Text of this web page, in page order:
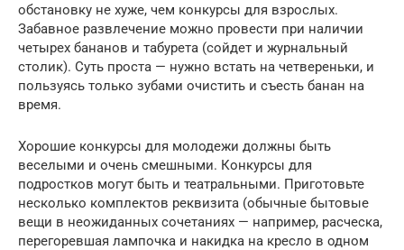
обстановку не хуже, чем конкурсы для взрослых.
Забавное развлечение можно провести при наличии
четырех бананов и табурета (сойдет и журнальный
столик). Суть проста — нужно встать на четвереньки, и
пользуясь только зубами очистить и съесть банан на
время.
Хорошие конкурсы для молодежи должны быть
веселыми и очень смешными. Конкурсы для
подростков могут быть и театральными. Приготовьте
несколько комплектов реквизита (обычные бытовые
вещи в неожиданных сочетаниях — например, расческа,
перегоревшая лампочка и накидка на кресло в одном